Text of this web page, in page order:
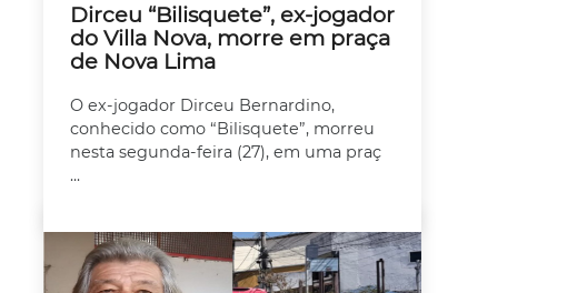
Dirceu “Bilisquete”, ex-jogador
do Villa Nova, morre em praça
de Nova Lima
O ex-jogador Dirceu Bernardino,
conhecido como “Bilisquete”, morreu
nesta segunda-feira (27), em uma praç
...